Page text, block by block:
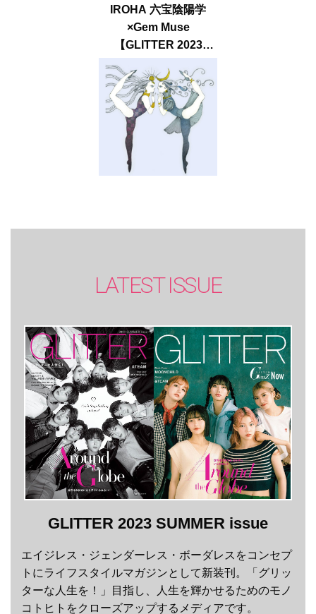
IROHA 六宝陰陽学
×Gem Muse
【GLITTER 2023
SUMMER issue】
LATEST ISSUE
GLITTER 2023 SUMMER issue
エイジレス・ジェンダーレス・ボーダレスをコンセプ
トにライフスタイルマガジンとして新装刊。「グリッ
ターな人生を！」目指し、人生を輝かせるためのモノ
コトヒトをクローズアップするメディアです。